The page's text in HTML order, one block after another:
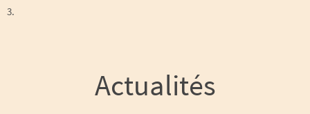
3.
Actualités